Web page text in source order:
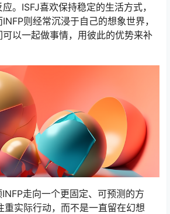
。ISFJ喜欢保持稳定的生活方式，
则经常沉浸于自己的想象世界，
以一起做事情，用彼此的优势来补
走向一个更固定、可预测的方
重实际行动，而不是一直留在幻想